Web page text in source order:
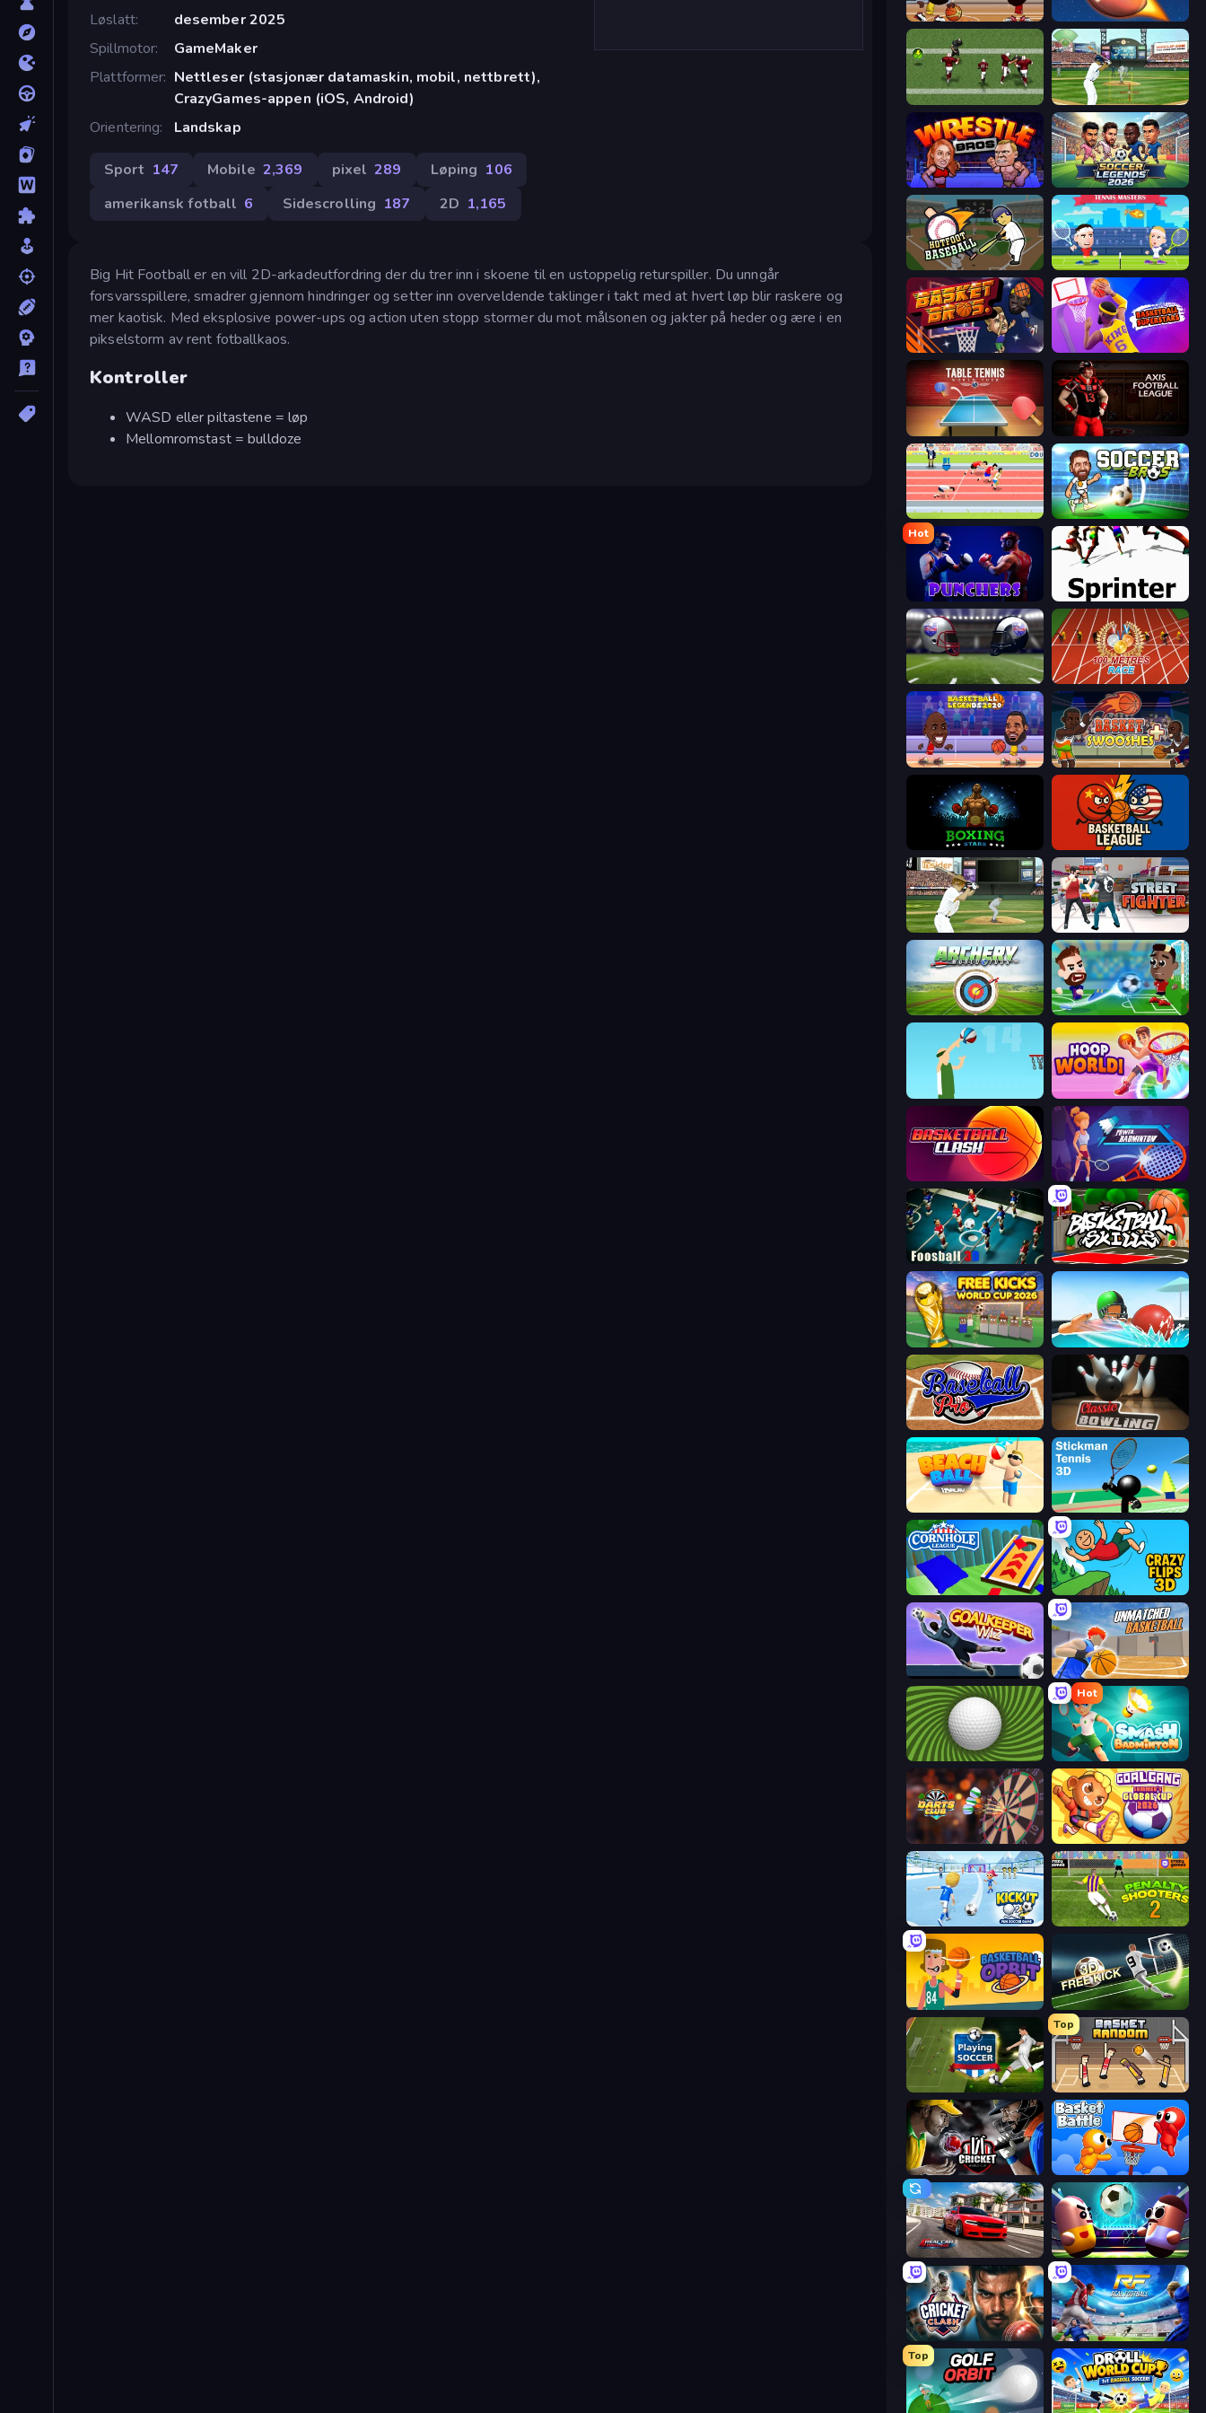
Løslatt
desember 2025
Spillmotor
GameMaker
Plattformer Nettleser (stasjonær datamaskin, mobil, nettbrett),
CrazyGames-appen (iOS, Android)
Orientering
Landskap
Sport 147 Mobile 2,369 pixel 289 Løping 106
amerikansk fotball 6 Sidescrolling 187 2D 1,165
Big Hit Football er en vill 2D-arkadeutfordring der du trer inn i skoene til en ustoppelig returspiller. Du unngår
forsvarsspillere, smadrer gjennom hindringer og setter inn overveldende taklinger i takt med at hvert løp blir raskere og
mer kaotisk. Med eksplosive power-ups og action uten stopp stormer du mot målsonen og jakter på heder og ære i en
pikselstorm av rent fotballkaos.
Kontroller
WASD eller piltastene = løp
Mellomromstast = bulldoze
Basketball Stars 2 Minute Football QB Legend
Return Man 2 Baseball
Wrestle Bros Soccer Legends 2026
Hotfoot Baseball Tennis Masters
BasketBros Basketball Superstars
Table Tennis World Tour Axis Football League
Sports Hero Soccer Bros
Hot
Punchers Sprinter
4th and Goal 2019 100 Meters Race
Basketball Legends 2020 Basket Swooshes Plus
Boxing Stars Basketball League
ESPN Arcade Baseball Street Fighter Simulator
Archery World Tour Soccer Masters: Euro 2020
Street Ball Jam Hoop World 3D
Basketball Clash Power Badminton
Foosball 3D Basketball Skills
Free Kicks World Cup 2026 Dodgeball
Baseball Pro Classic Bowling
Stickman Tennis 3D
Cornhole League Crazy Flips 3D
Goalkeeper Wiz Unmatched Basketball
The Speedy Golf
Hot
Smash Badminton
Darts Club Goal Gang
Kick It – Fun Soccer Game Penalty Shooters 2
Basketball Orbit
Playing Soccer
Top
Basket Random
Cricket World Cup Basket Battle
Real Car Driving Pill Soccer
Cricket Clash Real Football
Top